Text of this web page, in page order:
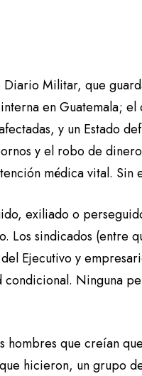
Militar, que
en Guatemala;
y un Estado
y el robo de
médica vital. Sin
exiliado o
Los sindicados (entre
Ejecutivo y
Ninguna
hombres que creían
hicieron, un grupo